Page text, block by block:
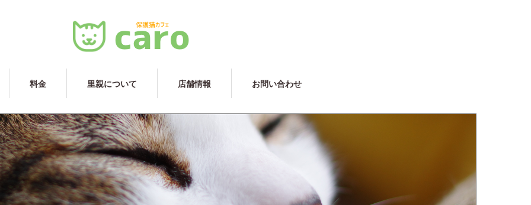
料金 里親について 店舗情報 お問い合わせ